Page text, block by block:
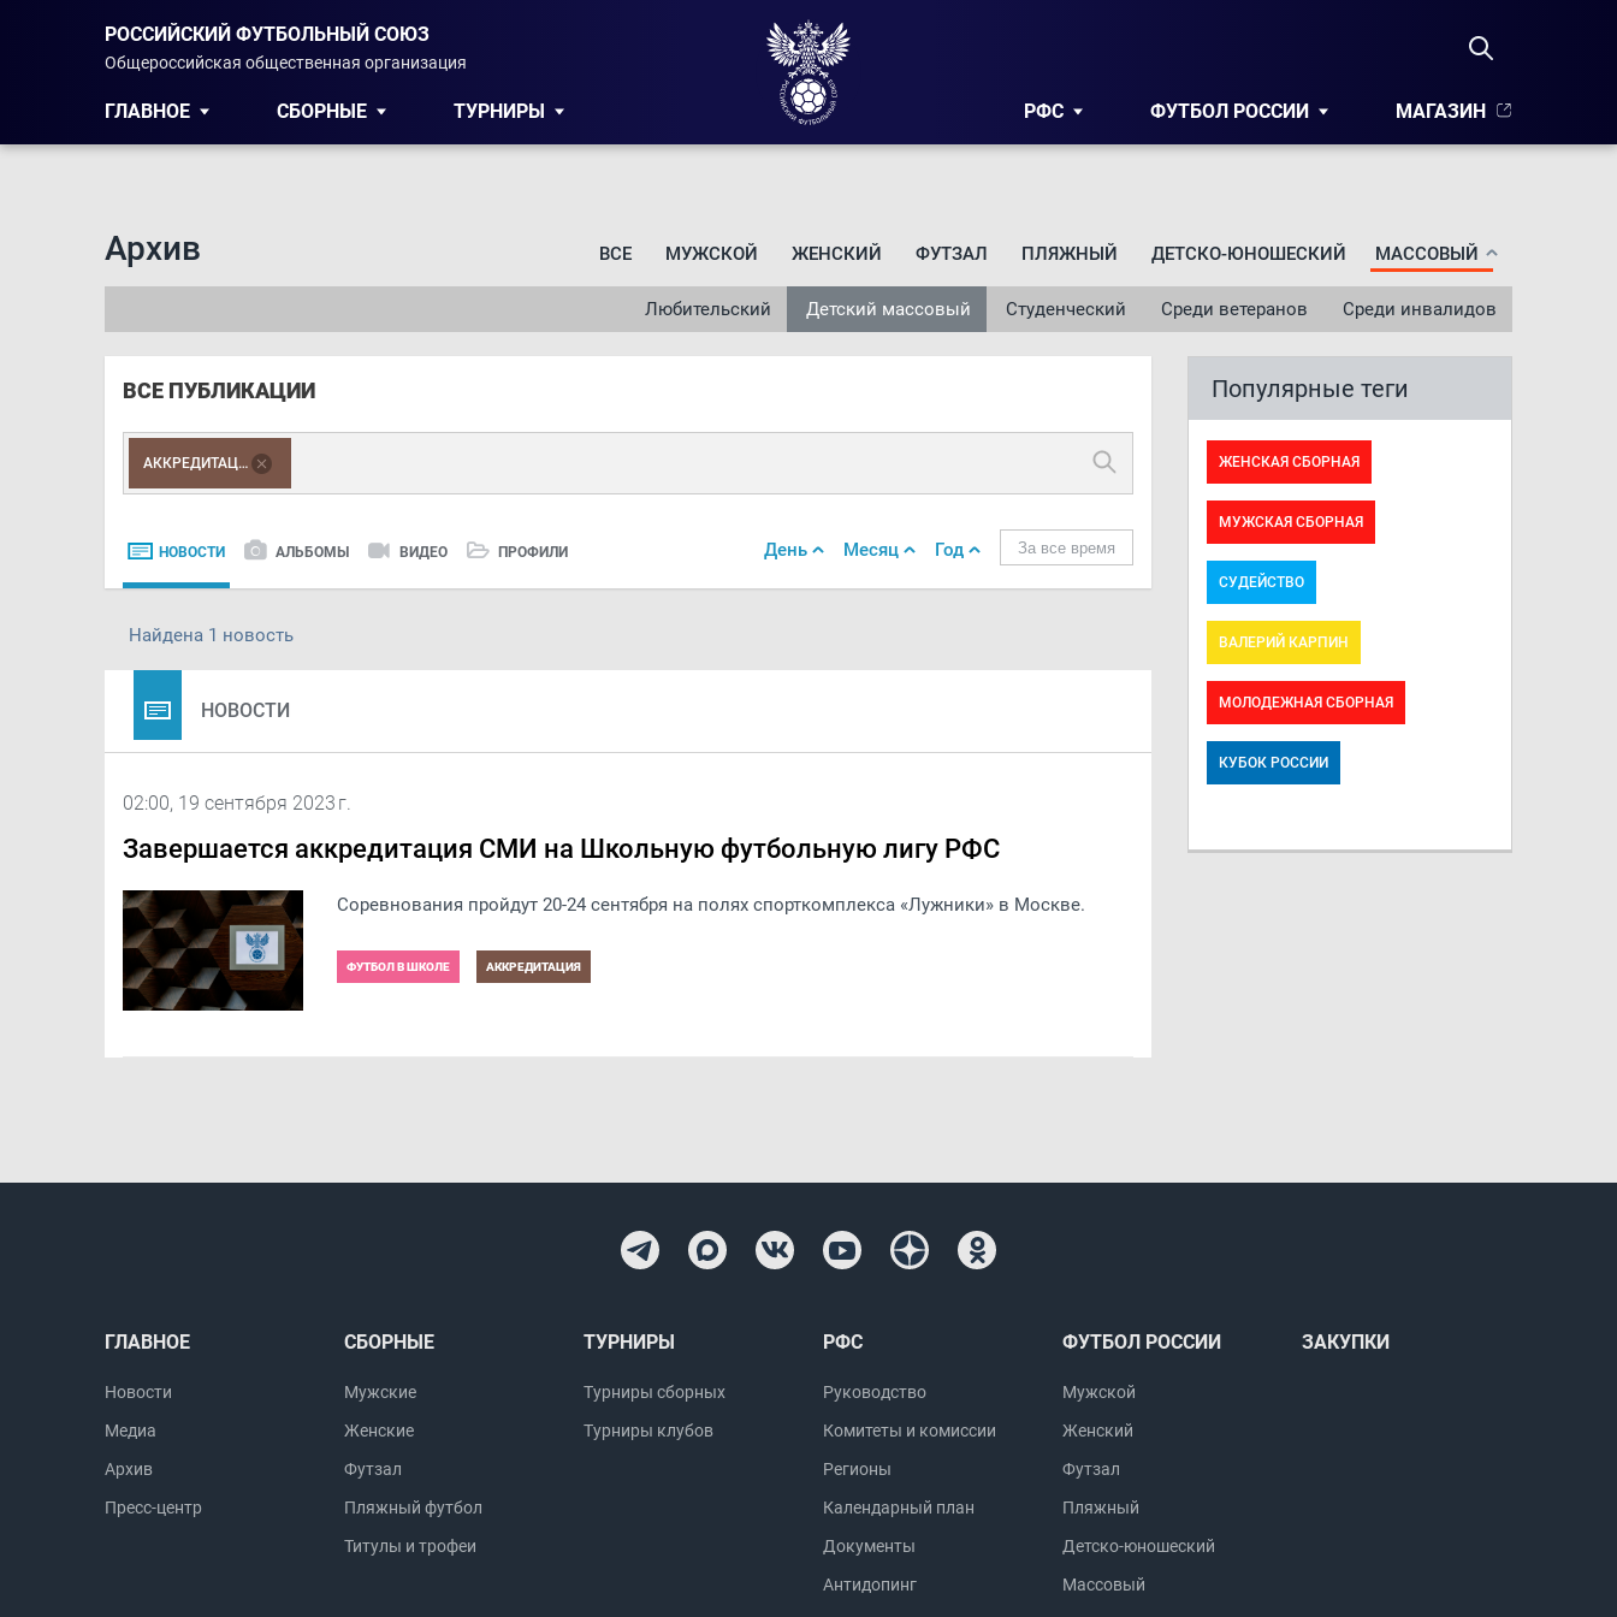
РОССИЙСКИЙ ФУТБОЛЬНЫЙ СОЮЗ
Общероссийская общественная организация
ГЛАВНОЕ СБОРНЫЕ ТУРНИРЫ РФС ФУТБОЛ РОССИИ МАГАЗИН
Архив ВСЕ МУЖСКОЙ ЖЕНСКИЙ ФУТЗАЛ ПЛЯЖНЫЙ ДЕТСКО-ЮНОШЕСКИЙ МАССОВЫЙ
Среди инвалидов
Среди ветеранов
Студенческий
Детский массовый
Любительский
ВСЕ ПУБЛИКАЦИИ
АККРЕДИТАЦИЯ
НОВОСТИ АЛЬБОМЫ ВИДЕО ПРОФИЛИ За все время
Год
Месяц
День
Найдена 1 новость
НОВОСТИ
02:00, 19 сентября 2023 г.
Завершается аккредитация СМИ на Школьную футбольную лигу РФС
Соревнования пройдут 20-24 сентября на полях спорткомплекса «Лужники» в Москве.
ФУТБОЛ В ШКОЛЕ АККРЕДИТАЦИЯ
Популярные теги
ЖЕНСКАЯ СБОРНАЯ
МУЖСКАЯ СБОРНАЯ
СУДЕЙСТВО
ВАЛЕРИЙ КАРПИН
МОЛОДЕЖНАЯ СБОРНАЯ
КУБОК РОССИИ
ГЛАВНОЕ
Новости
Медиа
Архив
Пресс-центр
СБОРНЫЕ
Мужские
Женские
Футзал
Пляжный футбол
Титулы и трофеи
ТУРНИРЫ
Турниры сборных
Турниры клубов
РФС
Руководство
Комитеты и комиссии
Регионы
Календарный план
Документы
Антидопинг
ФУТБОЛ РОССИИ
Мужской
Женский
Футзал
Пляжный
Детско-юношеский
Массовый
ЗАКУПКИ